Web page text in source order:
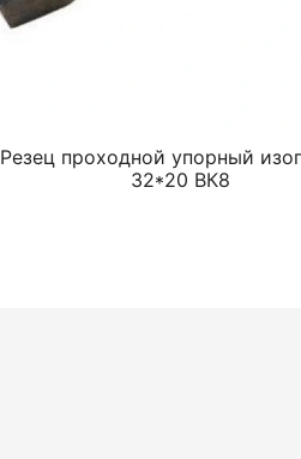
Резец проходной упорный
32*20 ВК8